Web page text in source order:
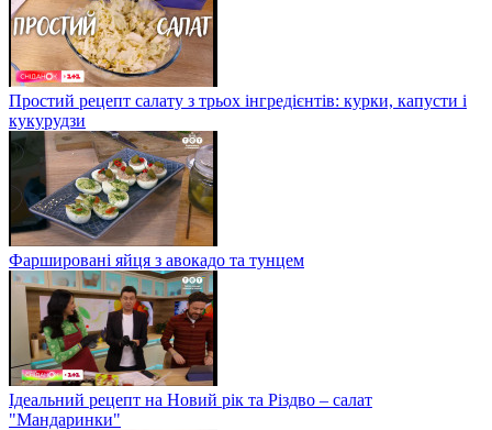
Простий рецепт салату з трьох інгредієнтів: курки, капусти і
кукурудзи
Фаршировані яйця з авокадо та тунцем
Ідеальний рецепт на Новий рік та Різдво – салат
"Мандаринки"